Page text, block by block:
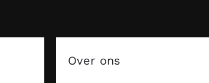
Over ons